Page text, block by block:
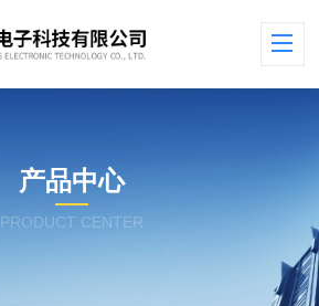
产品中心
PRODUCT CENTER